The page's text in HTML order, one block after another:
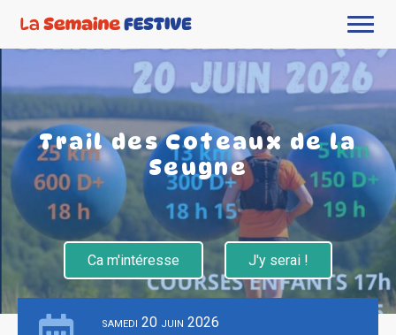
Trail des Coteaux de la
Seugne
Ca m'intéresse J'y serai !
samedi 20 juin 2026